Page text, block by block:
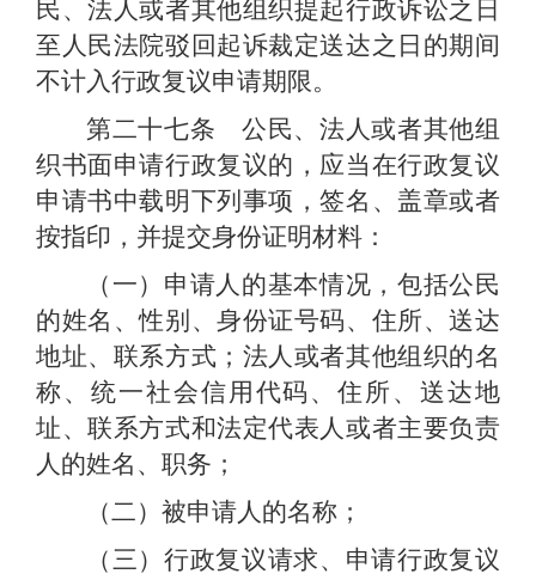
民、法人或者其他组织提起行政诉讼之日
至人民法院驳回起诉裁定送达之日的期间
不计入行政复议申请期限。
第二十七条 公民、法人或者其他组
织书面申请行政复议的，应当在行政复议
申请书中载明下列事项，签名、盖章或者
按指印，并提交身份证明材料：
（一）申请人的基本情况，包括公民
的姓名、性别、身份证号码、住所、送达
地址、联系方式；法人或者其他组织的名
称、统一社会信用代码、住所、送达地
址、联系方式和法定代表人或者主要负责
人的姓名、职务；
（二）被申请人的名称；
（三）行政复议请求、申请行政复议